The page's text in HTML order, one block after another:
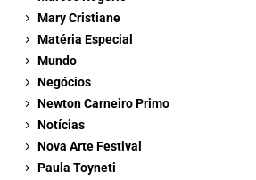
Mary Cristiane
Matéria Especial
Mundo
Negócios
Newton Carneiro Primo
Notícias
Nova Arte Festival
Paula Toyneti